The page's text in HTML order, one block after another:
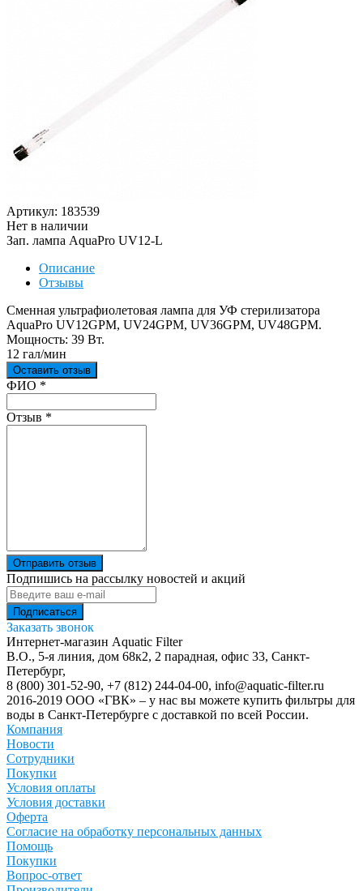
Артикул: 183539
Нет в наличии
Зап. лампа AquaPro UV12-L
Описание
Отзывы
Сменная ультрафиолетовая лампа для УФ стерилизатора
AquaPro UV12GPM, UV24GPM, UV36GPM, UV48GPM.
Мощность: 39 Вт.
12 гал/мин
Оставить отзыв
Ваш отзыв был отправлен!
ФИО *
Отзыв *
Отправить отзыв
Подпишись на рассылку новостей и акций
Заказать звонок
Интернет-магазин Aquatic Filter
В.О., 5-я линия, дом 68к2, 2 парадная, офис 33, Санкт-
Петербург,
8 (800) 301-52-90, +7 (812) 244-04-00, info@aquatic-filter.ru
2016-2019 ООО «ГВК» – у нас вы можете купить фильтры для
воды в Санкт-Петербурге с доставкой по всей России.
Компания
Новости
Сотрудники
Покупки
Условия оплаты
Условия доставки
Оферта
Согласие на обработку персональных данных
Помощь
Покупки
Вопрос-ответ